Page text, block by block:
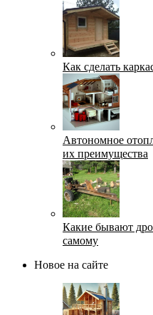
Как сделать
Автономное
их преимущества
Какие бывают
самому
Новое на сайте